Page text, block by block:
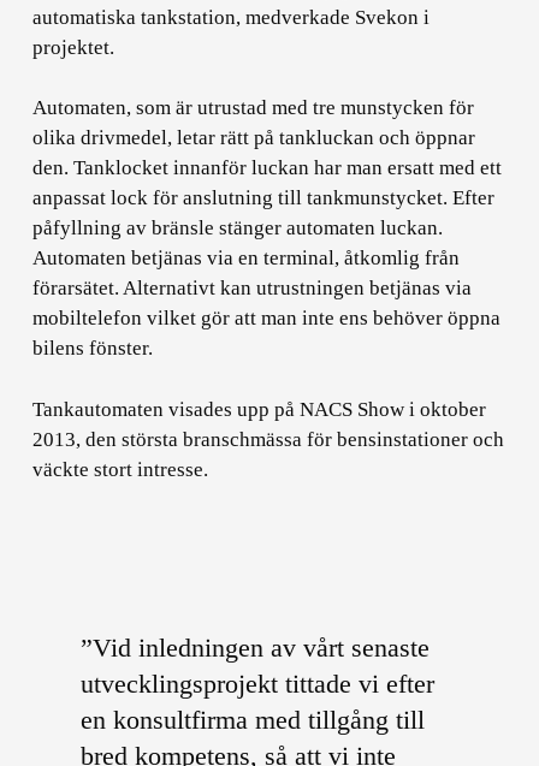
automatiska tankstation, medverkade Svekon i
projektet.
Automaten, som är utrustad med tre munstycken för
olika drivmedel, letar rätt på tankluckan och öppnar
den. Tanklocket innanför luckan har man ersatt med ett
anpassat lock för anslutning till tankmunstycket. Efter
påfyllning av bränsle stänger automaten luckan.
Automaten betjänas via en terminal, åtkomlig från
förarsätet. Alternativt kan utrustningen betjänas via
mobiltelefon vilket gör att man inte ens behöver öppna
bilens fönster.
Tankautomaten visades upp på NACS Show i oktober
2013, den största branschmässa för bensinstationer och
väckte stort intresse.
”Vid inledningen av vårt senaste
utvecklingsprojekt tittade vi efter
en konsultfirma med tillgång till
bred kompetens, så att vi inte